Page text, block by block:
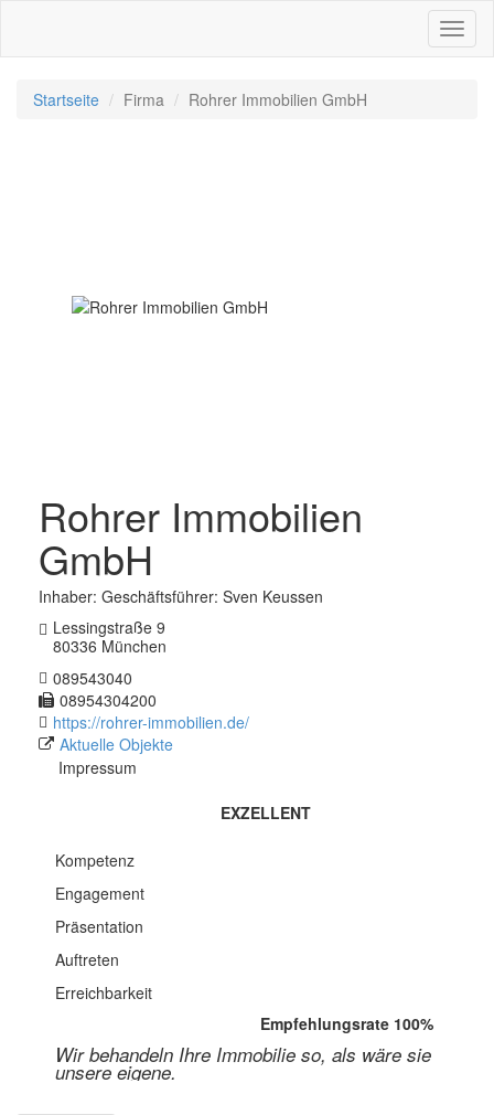
Startseite Firma Rohrer Immobilien GmbH
Rohrer Immobilien
GmbH
Inhaber: Geschäftsführer: Sven Keussen
Lessingstraße 9
80336 München
089543040
08954304200
https://rohrer-immobilien.de/
Aktuelle Objekte
Impressum
EXZELLENT
Kompetenz
Engagement
Präsentation
Auftreten
Erreichbarkeit
Empfehlungsrate 100%
Wir behandeln Ihre Immobilie so, als wäre sie
unsere eigene.